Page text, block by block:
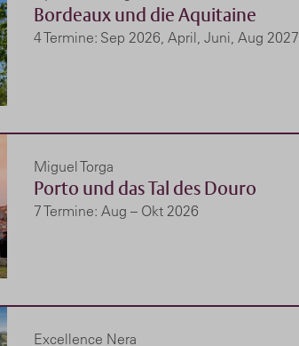
Bordeaux und die Aquitaine
4 Termine: Sep 2026, April, Juni, Aug 2027
Miguel Torga
Porto und das Tal des Douro
7 Termine: Aug – Okt 2026
Excellence Nera